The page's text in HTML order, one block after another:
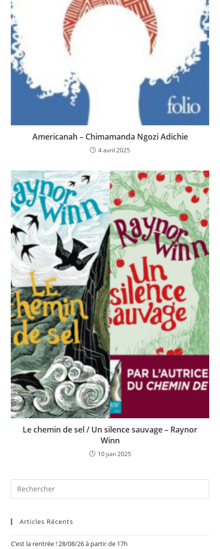
Americanah – Chimamanda Ngozi Adichie
4 avril 2025
Le chemin de sel / Un silence sauvage – Raynor
Winn
10 juin 2025
Articles Récents
C’est la rentrée ! 28/08/26 à partir de 17h